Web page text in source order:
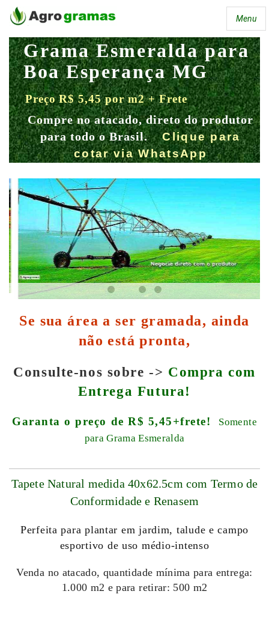
Menu
Grama Esmeralda para
Boa Esperança MG
Preço R$ 5,45 por m2 + Frete
Compre no atacado, direto do produtor
para todo o Brasil.Clique para
cotar via WhatsApp
Se sua área a ser gramada, ainda
não está pronta,
Consulte-nos sobre -> Compra com
Entrega Futura!
Garanta o preço de R$ 5,45+frete! Somente
para Grama Esmeralda
Tapete Natural medida 40x62.5cm com Termo de
Conformidade e Renasem
Perfeita para plantar em jardim, talude e campo
esportivo de uso médio-intenso
Venda no atacado, quantidade mínima para entrega:
1.000 m2 e para retirar: 500 m2